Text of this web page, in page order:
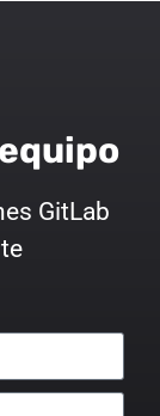
GitLab